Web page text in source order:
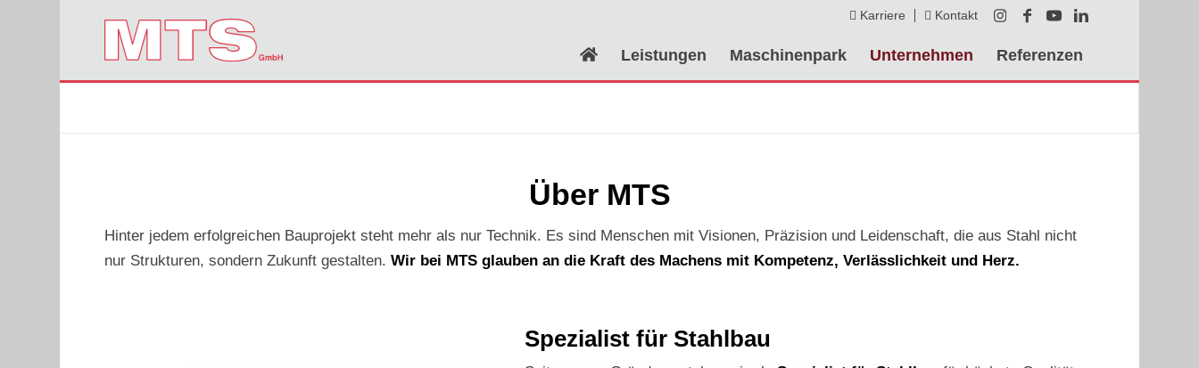
Karriere Kontakt
Leistungen Maschinenpark Unternehmen Referenzen
Über MTS
Hinter jedem erfolgreichen Bauprojekt steht mehr als nur Technik. Es sind Menschen mit Visionen, Präzision und Leidenschaft, die aus Stahl nicht
nur Strukturen, sondern Zukunft gestalten.Wir bei MTS glauben an die Kraft des Machens mit Kompetenz, Verlässlichkeit und Herz.
Spezialist für Stahlbau